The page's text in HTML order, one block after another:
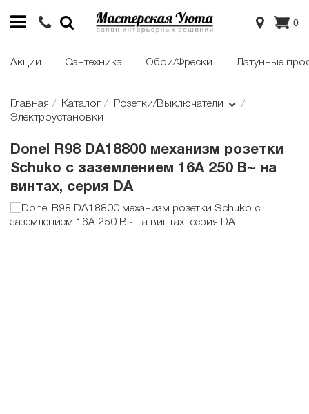
0
Акции Сантехника Обои/Фрески Латунные
Главная Каталог
Розетки/Выключатели
Электроустановки
Donel R98 DA18800 механизм розетки
Schuko с заземлением 16А 250 В~ на
винтах, серия DA